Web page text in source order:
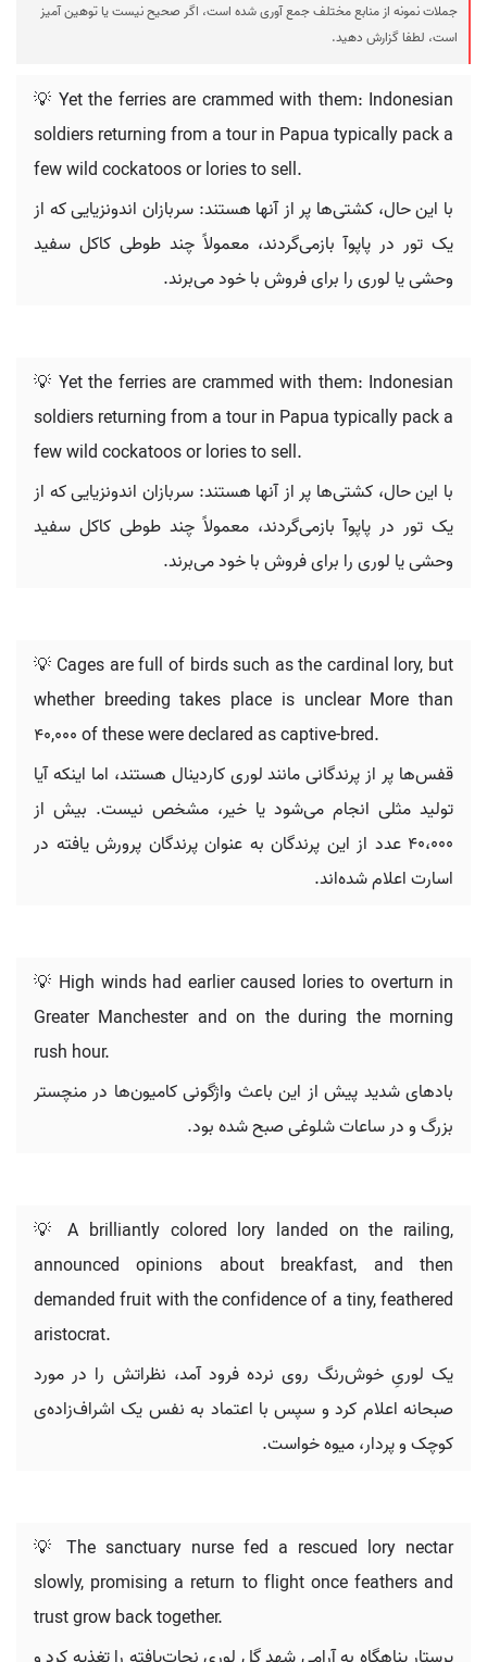
جملات نمونه از منابع مختلف جمع آوری شده است، اگر صحیح نیست یا توهین آمیز
است، لطفا گزارش دهید.
💡 Yet the ferries are crammed with them: Indonesian
soldiers returning from a tour in Papua typically pack a
few wild cockatoos or lories to sell.
با این حال، کشتی‌ها پر از آنها هستند: سربازان اندونزیایی که از
یک تور در پاپوآ بازمی‌گردند، معمولاً چند طوطی کاکل سفید
وحشی یا لوری را برای فروش با خود می‌برند.
💡 Yet the ferries are crammed with them: Indonesian
soldiers returning from a tour in Papua typically pack a
few wild cockatoos or lories to sell.
با این حال، کشتی‌ها پر از آنها هستند: سربازان اندونزیایی که از
یک تور در پاپوآ بازمی‌گردند، معمولاً چند طوطی کاکل سفید
وحشی یا لوری را برای فروش با خود می‌برند.
💡 Cages are full of birds such as the cardinal lory, but
whether breeding takes place is unclear More than
40,000 of these were declared as captive-bred.
قفس‌ها پر از پرندگانی مانند لوری کاردینال هستند، اما اینکه آیا
تولید مثلی انجام می‌شود یا خیر، مشخص نیست. بیش از
۴۰،۰۰۰ عدد از این پرندگان به عنوان پرندگان پرورش یافته در
اسارت اعلام شده‌اند.
💡 High winds had earlier caused lories to overturn in
Greater Manchester and on the during the morning
rush hour.
بادهای شدید پیش از این باعث واژگونی کامیون‌ها در منچستر
بزرگ و در ساعات شلوغی صبح شده بود.
💡 A brilliantly colored lory landed on the railing,
announced opinions about breakfast, and then
demanded fruit with the confidence of a tiny, feathered
aristocrat.
یک لوریِ خوش‌رنگ روی نرده فرود آمد، نظراتش را در مورد
صبحانه اعلام کرد و سپس با اعتماد به نفس یک اشراف‌زاده‌ی
کوچک و پردار، میوه خواست.
💡 The sanctuary nurse fed a rescued lory nectar
slowly, promising a return to flight once feathers and
trust grow back together.